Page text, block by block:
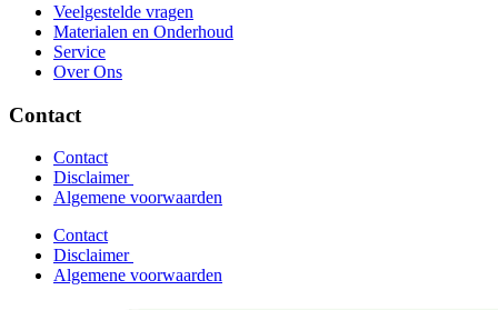
Veelgestelde vragen
Materialen en Onderhoud
Service
Over Ons
Contact
Contact
Disclaimer
Algemene voorwaarden
Contact
Disclaimer
Algemene voorwaarden